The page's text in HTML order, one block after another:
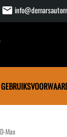
mail
D-Max